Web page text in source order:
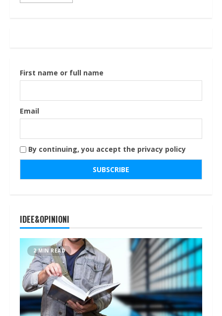
First name or full name
Email
By continuing, you accept the privacy policy
IDEE&OPINIONI
2 MIN READ